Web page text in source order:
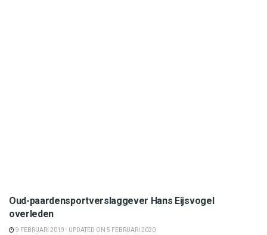
Oud-paardensportverslaggever Hans Eijsvogel
overleden
9 FEBRUARI 2019 - UPDATED ON 5 FEBRUARI 2020